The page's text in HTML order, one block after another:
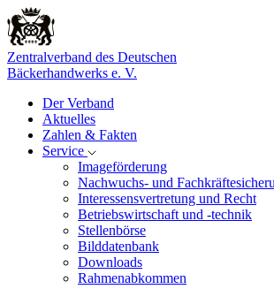
Zentralverband des Deutschen
Bäckerhandwerks e. V.
Der Verband
Aktuelles
Zahlen & Fakten
Service
Imageförderung
Nachwuchs- und
Interessensvertretung und Recht
Betriebswirtschaft und -technik
Stellenbörse
Bilddatenbank
Downloads
Rahmenabkommen